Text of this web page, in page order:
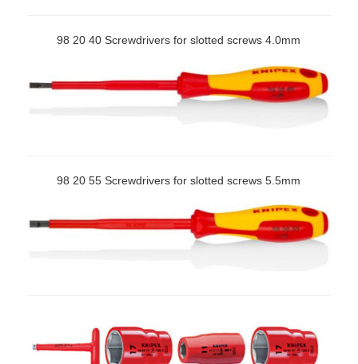
98 20 40 Screwdrivers for slotted screws 4.0mm
98 20 55 Screwdrivers for slotted screws 5.5mm